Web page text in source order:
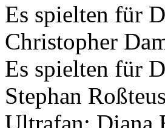
Es spielten für
Christopher
Es spielten für
Stephan
Ultrafan: Diana